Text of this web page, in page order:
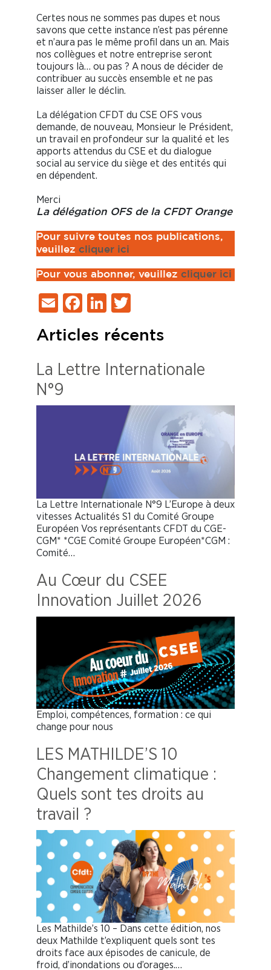
Certes nous ne sommes pas dupes et nous
savons que cette instance n’est pas pérenne
et n’aura pas le même profil dans un an. Mais
nos collègues et notre entreprise seront
toujours là… ou pas ? A nous de décider de
contribuer au succès ensemble et ne pas
laisser aller le déclin.
La délégation CFDT du CSE OFS vous
demande, de nouveau, Monsieur le Président,
un travail en profondeur sur la qualité et les
apports attendus du CSE et du dialogue
social au service du siège et des entités qui
en dépendent.
Merci
La délégation OFS de la CFDT Orange
Pour suivre toutes nos publications,
veuillez cliquer ici
Pour vous abonner, veuillez cliquer ici
EmailFacebook
LinkedIn
Articles récents
La Lettre Internationale
N°9
La Lettre Internationale N°9 L’Europe à deux
vitesses Actualités S1 du Comité Groupe
Européen Vos représentants CFDT du CGE-
CGM* *CGE Comité Groupe Européen*CGM :
Comité…
Au Cœur du CSEE
Innovation Juillet 2026
Emploi, compétences, formation : ce qui
change pour nous
LES MATHILDE’S 10
Changement climatique :
Quels sont tes droits au
travail ?
Les Mathilde’s 10 – Dans cette édition, nos
deux Mathilde t’expliquent quels sont tes
droits face aux épisodes de canicule, de
froid, d’inondations ou d’orages.…